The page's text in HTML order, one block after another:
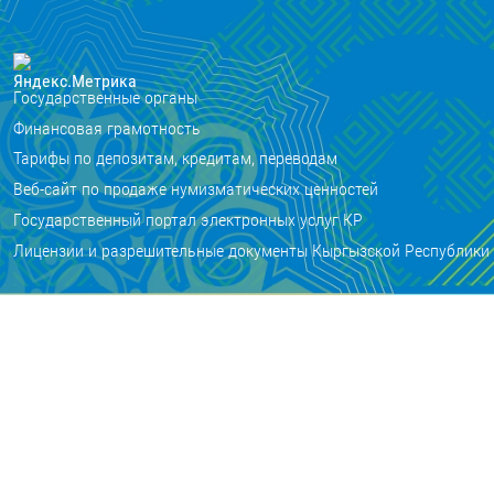
Государственные органы
Финансовая грамотность
Тарифы по депозитам, кредитам, переводам
Веб-сайт по продаже нумизматических ценностей
Государственный портал электронных услуг КР
Лицензии и разрешительные документы Кыргызской Республики